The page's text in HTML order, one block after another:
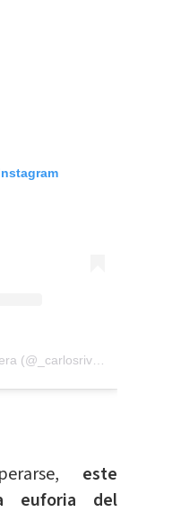
A post shared by Carlos Rivera (@_carlosrivera)
este
euforia del